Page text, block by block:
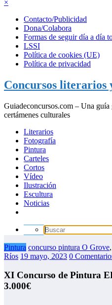
×
Contacto/Publicidad
Dona/Colabora
Formas de seguir día a día
LSSI
Política de cookies (UE)
Política de privacidad
Concursos literarios
Guiadeconcursos.com – Una guía
certámenes culturales
Literarios
Fotografía
Pintura
Carteles
Cortos
Vídeo
Ilustración
Escultura
Noticias
Pintura concurso pintura O Grove,
Ríos 19 mayo, 2023 0
XI Concurso de Pintura
3.000€